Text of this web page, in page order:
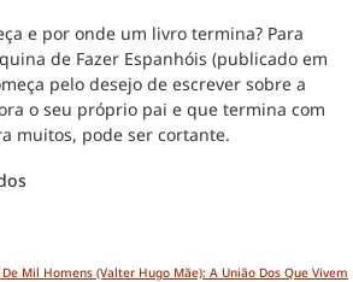
e por onde um livro termina? Para
de Fazer Espanhóis (publicado em
pelo desejo de escrever sobre a
o seu próprio pai e que termina com
muitos, pode ser cortante.
De Mil Homens (Valter Hugo Mãe): A União Dos Que Vivem